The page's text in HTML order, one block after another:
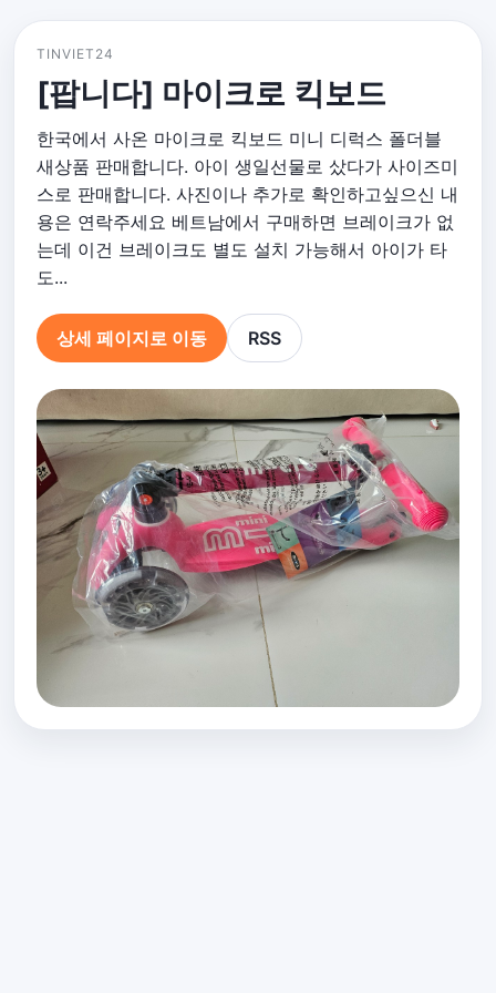
TINVIET24
[팝니다] 마이크로 킥보드
한국에서 사온 마이크로 킥보드 미니 디럭스 폴더블
새상품 판매합니다. 아이 생일선물로 샀다가 사이즈미
스로 판매합니다. 사진이나 추가로 확인하고싶으신 내
용은 연락주세요 베트남에서 구매하면 브레이크가 없
는데 이건 브레이크도 별도 설치 가능해서 아이가 타
도...
상세 페이지로 이동 RSS